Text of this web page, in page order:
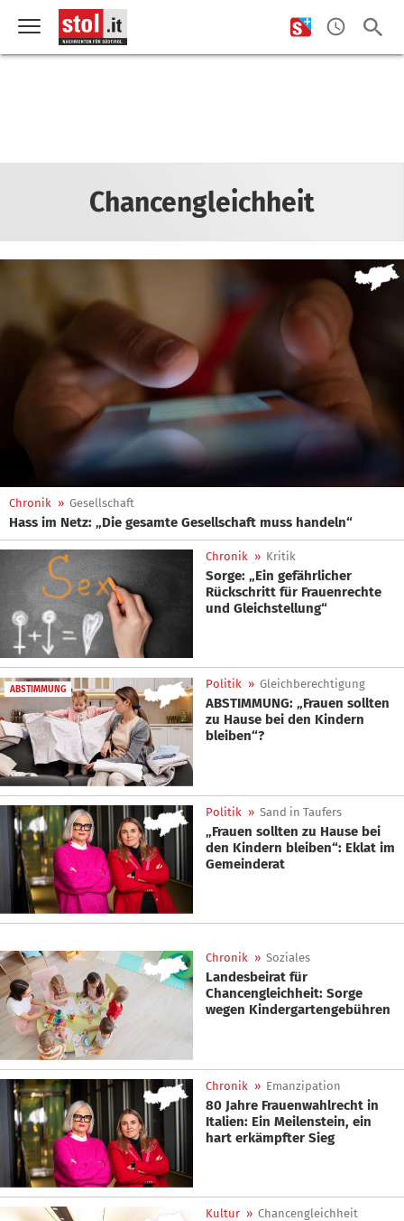
Chancengleichheit
Chronik » Gesellschaft
Hass im Netz: „Die gesamte Gesellschaft muss handeln“
Chronik » Kritik
Sorge: „Ein gefährlicher
Rückschritt für Frauenrechte
und Gleichstellung“
ABSTIMMUNG Politik » Gleichberechtigung
ABSTIMMUNG: „Frauen sollten
zu Hause bei den Kindern
bleiben“?
Politik » Sand in Taufers
„Frauen sollten zu Hause bei
den Kindern bleiben“: Eklat im
Gemeinderat
Chronik » Soziales
Landesbeirat für
Chancengleichheit: Sorge
wegen Kindergartengebühren
Chronik » Emanzipation
80 Jahre Frauenwahlrecht in
Italien: Ein Meilenstein, ein
hart erkämpfter Sieg
Kultur » Chancengleichheit